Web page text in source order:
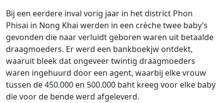
Bij een eerdere inval vorig jaar in het district Phon
Phisai in Nong Khai werden in een crèche twee baby’s
gevonden die naar verluidt geboren waren uit betaalde
draagmoeders. Er werd een bankboekjw ontdekt,
waaruit bleek dat ongeveer twintig draagmoeders
waren ingehuurd door een agent, waarbij elke vrouw
tussen de 450.000 en 500.000 baht kreeg voor elke baby
die voor de bende werd afgeleverd.